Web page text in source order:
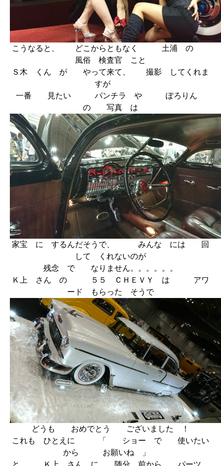
こうなると、 どこからともなく 土浦 の
風俗 検査官 こと
Ｓ木 くん が やって来て、 撮影 してくれま
すが
一番 見たい パンチラ や ぽろりん
の 写真 は
家宝 に するんだそうで、 みんな には 回
して くれないのが
残念 で なりません。。。。。。
Ｋ上 さん の ５５ ＣＨＥＶＹ は アワ
ード もらった そうで
どうも おめでとう ございました ！
これも ひとえに 「 ショー で 使いたい
から お願いね 」
と、 Ｋ上 さん に 随分 前から パーツ